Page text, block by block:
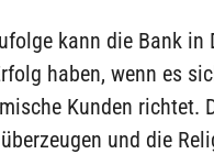
kann die Bank in
haben, wenn es
Kunden richtet.
und die